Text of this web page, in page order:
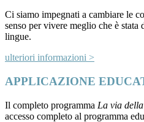
Ci siamo impegnati a cambiare le
senso per vivere meglio che è
lingue.
ulteriori informazioni >
APPLICAZIONE
Il completo programma La via
accesso completo al programma